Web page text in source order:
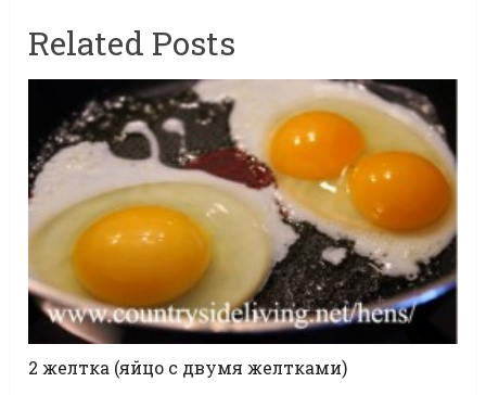
Related Posts
2 желтка (яйцо с двумя желтками)